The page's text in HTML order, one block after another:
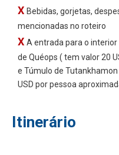
Bebidas, gorjetas,
mencionadas no roteiro
A entrada para o
de Quéops ( tem valor 20
e Túmulo de
USD por pessoa
Itinerário